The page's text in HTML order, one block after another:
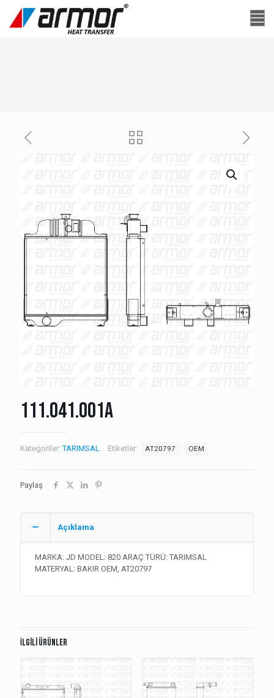
111.041.001A
Kategoriler:TARIMSAL Etiketler: AT20797 OEM
Paylaş
Açıklama
MARKA: JD MODEL: 820 ARAÇ TÜRÜ: TARIMSAL
MATERYAL: BAKIR OEM, AT20797
İlgili ürünler